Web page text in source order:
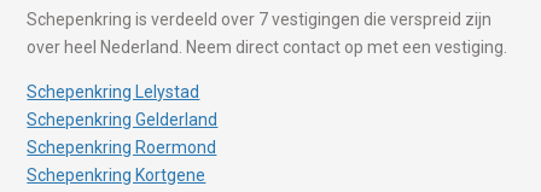
Schepenkring is verdeeld over 7 vestigingen die verspreid zijn
over heel Nederland. Neem direct contact op met een vestiging.
Schepenkring Lelystad
Schepenkring Gelderland
Schepenkring Roermond
Schepenkring Kortgene